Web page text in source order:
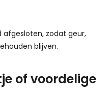
afgesloten, zodat geur,
blijven.
of voordelige